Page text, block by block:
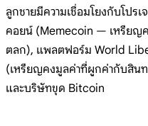
ลูกชายมีความเชื่อมโยงกับโปร
คอยน์ (Memecoin — เหรียญ
ตลก), แพลตฟอร์ม World
(เหรียญคงมูลค่าที่ผูกค่ากับสินท
และบริษัทขุด Bitcoin